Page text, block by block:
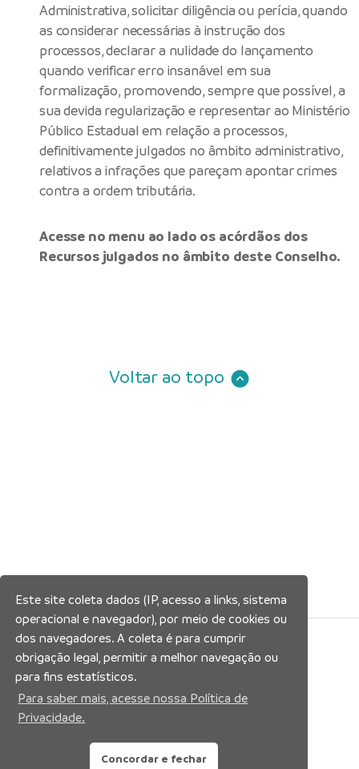
Administrativa, solicitar diligência ou perícia, quando
as considerar necessárias à instrução dos
processos, declarar a nulidade do lançamento
quando verificar erro insanável em sua
formalização, promovendo, sempre que possível, a
sua devida regularização e representar ao Ministério
Público Estadual em relação a processos,
definitivamente julgados no âmbito administrativo,
relativos a infrações que pareçam apontar crimes
contra a ordem tributária.
Acesse no menu ao lado os acórdãos dos
Recursos julgados no âmbito deste Conselho.
Voltar ao topo
Siga nossas redes sociais:
Este site coleta dados (IP, acesso a links, sistema
operacional e navegador), por meio de cookies ou
dos navegadores. A coleta é para cumprir
obrigação legal, permitir a melhor navegação ou
para fins estatísticos.
Para saber mais, acesse nossa Política de
Privacidade.
Concordar e fechar